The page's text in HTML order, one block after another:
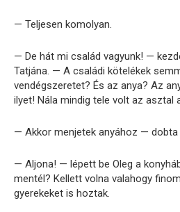
— Teljesen komolyan.
— De hát mi család vagyunk! —
Tatjána. — A családi kötelékek
vendégszeretet? És az anya? Az
ilyet! Nála mindig tele volt az asztal
— Akkor menjetek anyához — dobta
— Aljona! — lépett be Oleg a
mentél? Kellett volna valahogy
gyerekeket is hoztak.